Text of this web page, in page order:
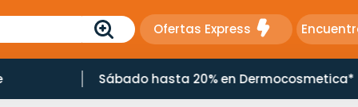
Ofertas Express
Sábado hasta 20% en Dermocosmetica*